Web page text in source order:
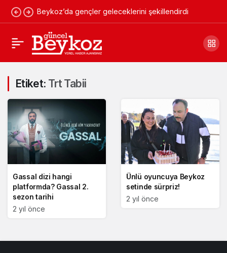
Beykoz’da gençler geleceklerini şekillendirdi
Etiket: Trt Tabii
Gassal dizi hangi
platformda? Gassal 2.
sezon tarihi
2 yıl önce
Ünlü oyuncuya Beykoz
setinde sürpriz!
2 yıl önce